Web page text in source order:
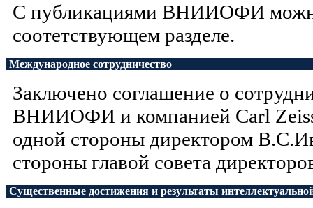
С публикациями ВНИИОФИ
соотетствующем разделе.
Международное сотрудничество
Заключено соглашение о
ВНИИОФИ и компанией Carl
одной стороны директором
стороны главой совета
Существенные достижения и результаты